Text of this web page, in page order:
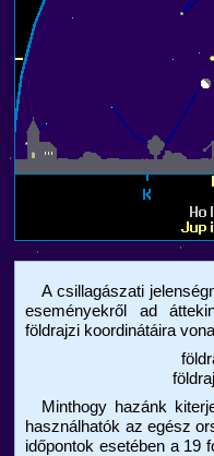
A csillagászati
eseményekről ad
földrajzi koordinátáira
Minthogy hazánk
használhatók az egész
időpontok esetében a 19